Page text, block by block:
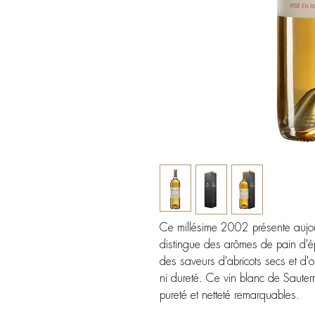
Ce millésime 2002 présente
distingue des arômes de pain
des saveurs d'abricots secs et
ni dureté.
Ce vin blanc de
pureté et netteté remarquables.